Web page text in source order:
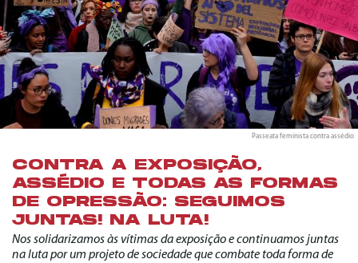
Passeata feminista contra assédio
CONTRA A EXPOSIÇÃO,
ASSÉDIO E TODAS AS FORMAS
DE OPRESSÃO: SEGUIMOS
JUNTAS! NA LUTA!
Nos solidarizamos às vítimas da exposição e continuamos juntas
na luta por um projeto de sociedade que combate toda forma de